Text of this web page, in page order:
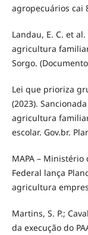
agropecuários cai
Landau, E. C. et
agricultura
Sorgo.
Lei que prioriza
(2023).
agricultura
escolar. Gov.br.
MAPA –
Federal lança
agricultura
Martins, S. P.;
da execução do